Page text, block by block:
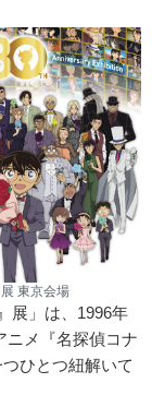
東京会場
展」は、1996年
ニメ『名探偵コナ
ひとつ紐解いて